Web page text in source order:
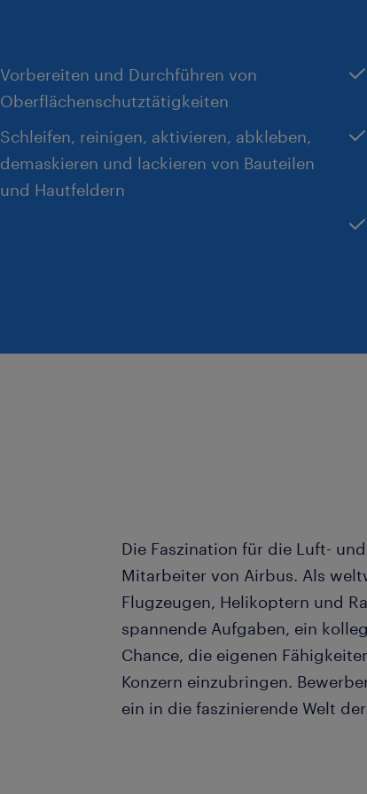
Vorbereiten und Durchführen von
Oberflächenschutztätigkeiten
Schleifen, reinigen, aktivieren, abkleben,
demaskieren und lackieren von Bauteilen
und Hautfeldern
Die Faszination für die Luft-
Mitarbeiter von Airbus. Als
Flugzeugen, Helikoptern und
spannende Aufgaben, ein
Chance, die eigenen
Konzern einzubringen.
ein in die faszinierende Welt